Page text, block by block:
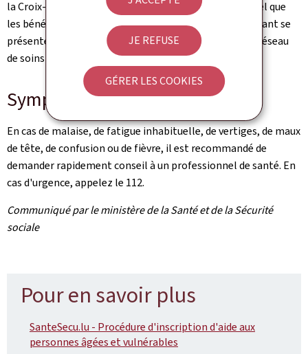
JE REFUSE
GÉRER LES COOKIES
la Croix-Rouge est assurée par la COPAS. Il est essentiel que
les bénéficiaires répondent lorsque le personnel soignant se
présente à leur domicile ou signalent leur absence au réseau
de soins à domicile qui assure les visites chez eux.
Symptômes à surveiller
En cas de malaise, de fatigue inhabituelle, de vertiges, de maux
de tête, de confusion ou de fièvre, il est recommandé de
demander rapidement conseil à un professionnel de santé. En
cas d'urgence, appelez le 112.
Communiqué par le ministère de la Santé et de la Sécurité
sociale
Pour en savoir plus
SanteSecu.lu - Procédure d'inscription d'aide aux
personnes âgées et vulnérables